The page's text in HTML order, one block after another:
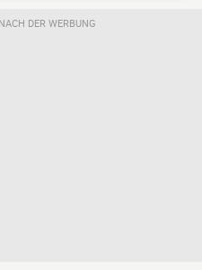
DER WERBUNG